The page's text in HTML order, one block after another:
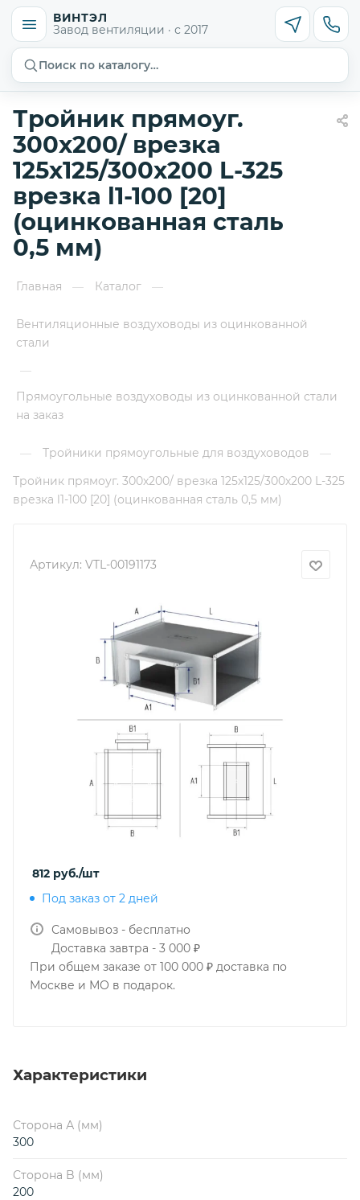
ВИНТЭЛ
Завод вентиляции · с 2017
Поиск по каталогу…
Тройник прямоуг.
300х200/ врезка
125х125/300х200 L-325
врезка l1-100 [20]
(оцинкованная сталь
0,5 мм)
Главная — Каталог —
Вентиляционные воздуховоды из оцинкованной
стали
—
Прямоугольные воздуховоды из оцинкованной стали
на заказ
— Тройники прямоугольные для воздуховодов
—
Тройник прямоуг. 300х200/ врезка 125х125/300х200 L-325
врезка l1-100 [20] (оцинкованная сталь 0,5 мм)
Артикул: VTL-00191173
812 руб./шт
Под заказ от 2 дней
Самовывоз - бесплатно
Доставка завтра - 3 000 ₽
При общем заказе от 100 000 ₽ доставка по
Москве и МО в подарок.
Характеристики
Сторона А (мм)
300
Сторона B (мм)
200